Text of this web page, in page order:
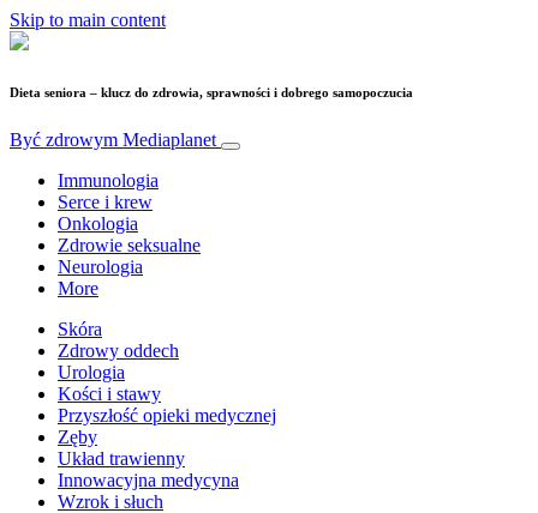
Skip to main content
Dieta seniora – klucz do zdrowia, sprawności i dobrego samopoczucia
Być zdrowym Mediaplanet
Immunologia
Serce i krew
Onkologia
Zdrowie seksualne
Neurologia
More
Skóra
Zdrowy oddech
Urologia
Kości i stawy
Przyszłość opieki medycznej
Zęby
Układ trawienny
Innowacyjna medycyna
Wzrok i słuch